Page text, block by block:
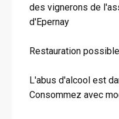
des vignerons de
d'Epernay
Restauration
L'abus d'alcool est
Consommez avec